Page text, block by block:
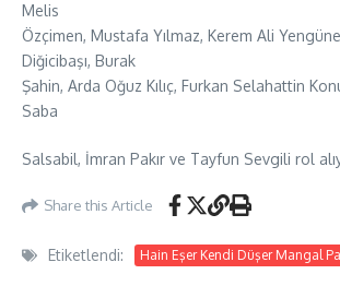
Melis
Özçimen, Mustafa Yılmaz, Kerem Ali
Diğicibaşı, Burak
Şahin, Arda Oğuz Kılıç, Furkan Selahattin
Saba
Salsabil, İmran Pakır ve Tayfun Sevgili rol
Share this Article
Etiketlendi: Hain Eşer Kendi Düşer Mangal